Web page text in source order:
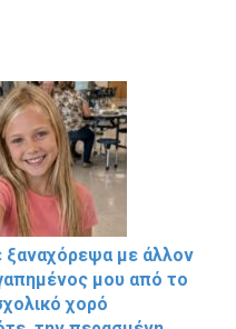
με άλλον
μου από το
χορό